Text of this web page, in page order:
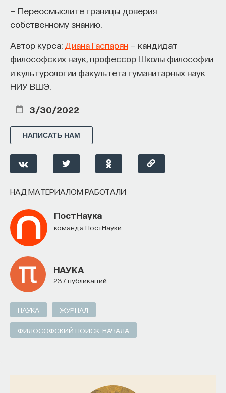
— Переосмыслите границы доверия
собственному знанию.
Автор курса: Диана Гаспарян — кандидат
философских наук, профессор Школы философии
и культурологии факультета гуманитарных наук
НИУ ВШЭ.
3/30/2022
НАПИСАТЬ НАМ
НАД МАТЕРИАЛОМ РАБОТАЛИ
ПостНаука
команда ПостНауки
НАУКА
237 публикаций
НАУКА ЖУРНАЛ
ФИЛОСОФСКИЙ ПОИСК: НАЧАЛА